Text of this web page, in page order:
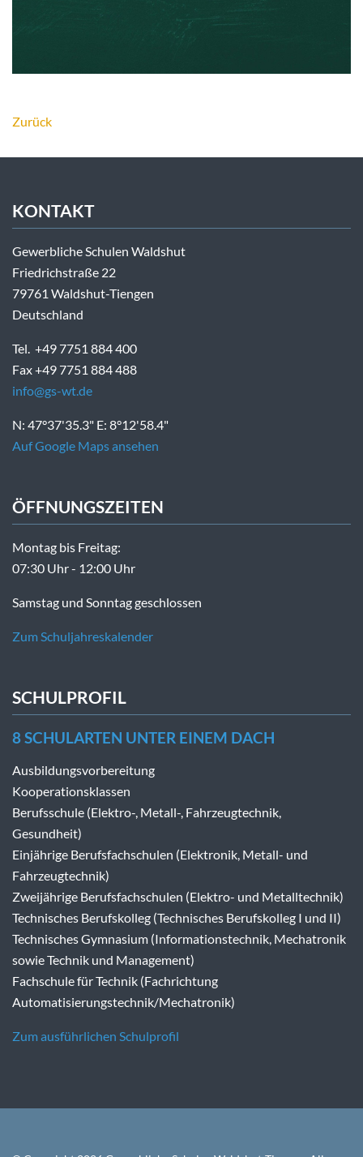
Zurück
KONTAKT
Gewerbliche Schulen Waldshut
Friedrichstraße 22
79761 Waldshut-Tiengen
Deutschland
Tel. +49 7751 884 400
Fax +49 7751 884 488
info@gs-wt.de
N: 47°37'35.3" E: 8°12'58.4"
Auf Google Maps ansehen
ÖFFNUNGSZEITEN
Montag bis Freitag:
07:30 Uhr - 12:00 Uhr
Samstag und Sonntag geschlossen
Zum Schuljahreskalender
SCHULPROFIL
8 SCHULARTEN UNTER EINEM DACH
Ausbildungsvorbereitung
Kooperationsklassen
Berufsschule (Elektro-, Metall-, Fahrzeugtechnik,
Gesundheit)
Einjährige Berufsfachschulen (Elektronik, Metall- und
Fahrzeugtechnik)
Zweijährige Berufsfachschulen (Elektro- und Metalltechnik)
Technisches Berufskolleg (Technisches Berufskolleg I und II)
Technisches Gymnasium (Informationstechnik, Mechatronik
sowie Technik und Management)
Fachschule für Technik (Fachrichtung
Automatisierungstechnik/Mechatronik)
Zum ausführlichen Schulprofil